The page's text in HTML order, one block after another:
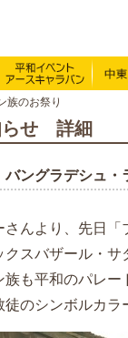
ンについて
バングラデシュ教育支援 平和イ
ドキュメンタリー映画
族のお祭り
せ 詳細
ングラデシュ・
さんより、先日
クスバザール・サ
族も平和のパレー
徒のシンボルカラ